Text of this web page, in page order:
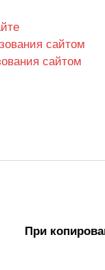
сайтом
сайтом
При